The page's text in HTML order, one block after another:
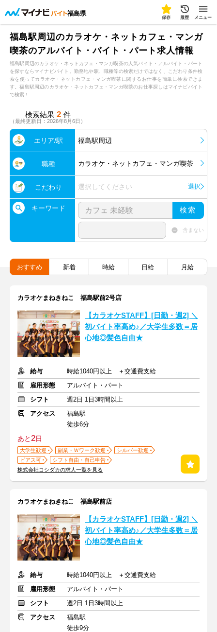
福島県
保存 履歴 メニュー
福島駅周辺のカラオケ・ネットカフェ・マンガ
喫茶のアルバイト・バイト・パート求人情報
福島駅周辺のカラオケ・ネットカフェ・マンガ喫茶の人気バイト・アルバイト・パート
を探すならマイナビバイト。勤務地や駅、職種等の検索だけではなく、こだわり条件検
索を使ってカラオケ・ネットカフェ・マンガ喫茶に関するお仕事を簡単に検索できま
す。福島駅周辺のカラオケ・ネットカフェ・マンガ喫茶のお仕事探しはマイナビバイト
で検索！
検索結果 2 件
（最終更新日：2026年8月6日）
エリア/駅 福島駅周辺
職種 カラオケ・ネットカフェ・マンガ喫茶
こだわり 選択してください 選択
キーワード 検索
含まない
おすすめ 新着 時給 日給 月給
カラオケまねきねこ 福島駅前2号店
【カラオケSTAFF】[日勤・週2] ＼
初バイト率高め♪／大学生多数＝居
心地◎髪色自由★
給与
時給1040円以上 ＋交通費支給
雇用形態
アルバイト・パート
シフト
週2日 1日3時間以上
アクセス
福島駅
徒歩6分
あと2日
大学生歓迎 副業・Ｗワーク歓迎
シルバー歓迎
ピアス可
シフト自由・自己申告
株式会社コシダカの求人一覧を見る
カラオケまねきねこ 福島駅前店
【カラオケSTAFF】[日勤・週2] ＼
初バイト率高め♪／大学生多数＝居
心地◎髪色自由★
給与
時給1040円以上 ＋交通費支給
雇用形態
アルバイト・パート
シフト
週2日 1日3時間以上
アクセス
福島駅
徒歩9分